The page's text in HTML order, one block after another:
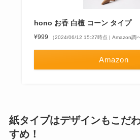
hono お香 白檀 コーン タイプ
¥999 （2024/06/12 15:27時点 | Amazon調べ
Amazon
紙タイプはデザインもこだ
すめ！